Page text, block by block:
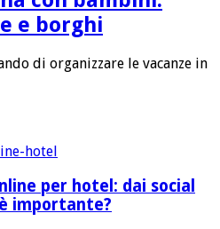
e borghi
di organizzare le vacanze in
per hotel: dai social
importante?